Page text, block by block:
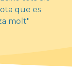
que es
molt"